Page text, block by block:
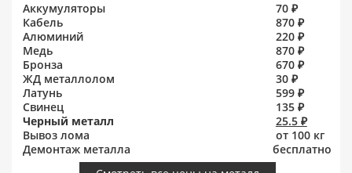
Аккумуляторы
70 ₽
Кабель
870 ₽
Алюминий
220 ₽
Медь
870 ₽
Бронза
670 ₽
ЖД металлолом
30 ₽
Латунь
599 ₽
Свинец
135 ₽
Черный металл
25.5 ₽
Вывоз лома
от 100 кг
Демонтаж металла
бесплатно